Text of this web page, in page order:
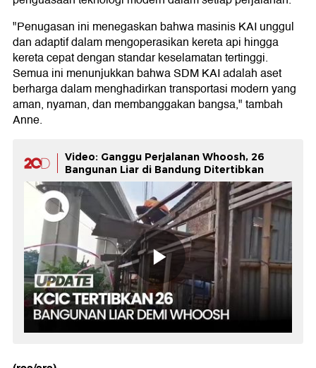
"Penugasan ini menegaskan bahwa masinis KAI unggul
dan adaptif dalam mengoperasikan kereta api hingga
kereta cepat dengan standar keselamatan tertinggi.
Semua ini menunjukkan bahwa SDM KAI adalah aset
berharga dalam menghadirkan transportasi modern yang
aman, nyaman, dan membanggakan bangsa," tambah
Anne.
Video: Ganggu Perjalanan Whoosh, 26
Bangunan Liar di Bandung Ditertibkan